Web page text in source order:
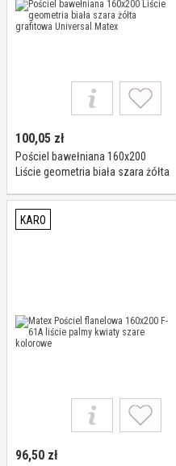
100,05 zł
Pościel bawełniana 160x200
Liście geometria biała szara żółta
KARO
96,50 zł